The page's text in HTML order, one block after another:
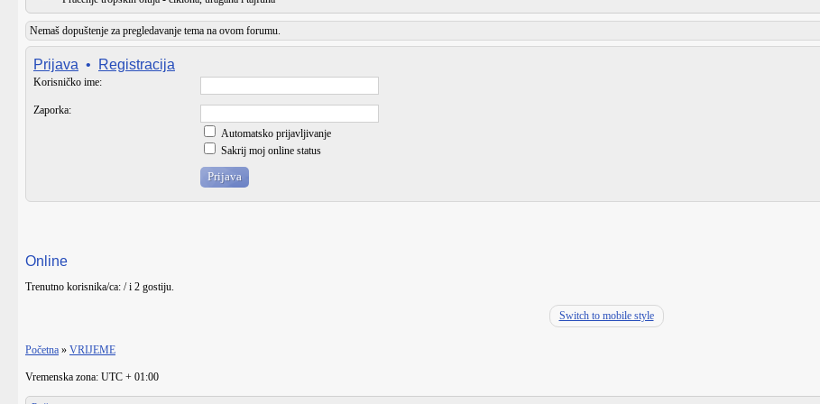
Nemaš dopuštenje za pregledavanje tema na ovom forumu.
Prijava • Registracija
Korisničko ime:
Zaporka:
Automatsko prijavljivanje
Sakrij moj online status
Online
Trenutno korisnika/ca: / i 2 gostiju.
Switch to mobile style
Početna » VRIJEME
Vremenska zona: UTC + 01:00